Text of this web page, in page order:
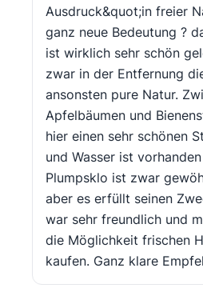
Ausdruck&quot;in freier
ganz neue Bedeutung ?
ist wirklich sehr schön
zwar in der Entfernung
ansonsten pure Natur.
Apfelbäumen und
hier einen sehr schönen
und Wasser ist
Plumpsklo ist zwar
aber es erfüllt seinen
war sehr freundlich und
die Möglichkeit frischen
kaufen. Ganz klare